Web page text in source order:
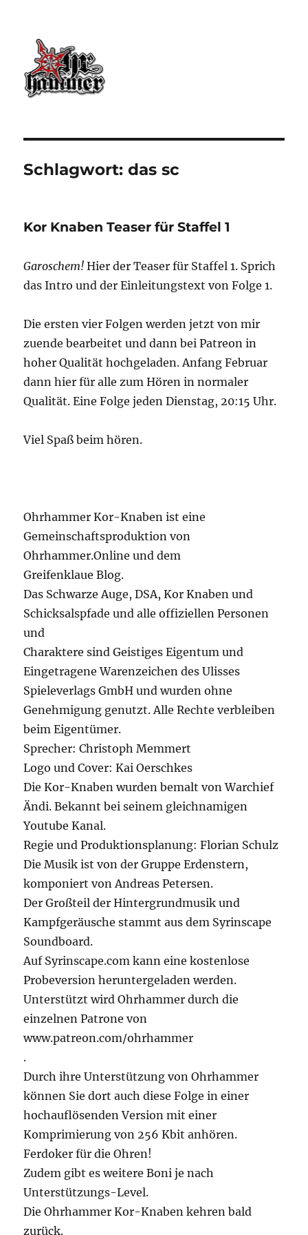
Ohrhammer.online
Schlagwort:das sc
Kor Knaben Teaser für Staffel 1
Garoschem! Hier der Teaser für Staffel 1. Sprich
das Intro und der Einleitungstext von Folge 1.
Die ersten vier Folgen werden jetzt von mir
zuende bearbeitet und dann bei Patreon in
hoher Qualität hochgeladen. Anfang Februar
dann hier für alle zum Hören in normaler
Qualität. Eine Folge jeden Dienstag, 20:15 Uhr.
Viel Spaß beim hören.
Ohrhammer Kor-Knaben ist eine
Gemeinschaftsproduktion von
Ohrhammer.Online und dem
Greifenklaue Blog.
Das Schwarze Auge, DSA, Kor Knaben und
Schicksalspfade und alle offiziellen Personen
und
Charaktere sind Geistiges Eigentum und
Eingetragene Warenzeichen des Ulisses
Spieleverlags GmbH und wurden ohne
Genehmigung genutzt. Alle Rechte verbleiben
beim Eigentümer.
Sprecher: Christoph Memmert
Logo und Cover: Kai Oerschkes
Die Kor-Knaben wurden bemalt von Warchief
Ändi. Bekannt bei seinem gleichnamigen
Youtube Kanal.
Regie und Produktionsplanung: Florian Schulz
Die Musik ist von der Gruppe Erdenstern,
komponiert von Andreas Petersen.
Der Großteil der Hintergrundmusik und
Kampfgeräusche stammt aus dem Syrinscape
Soundboard.
Auf Syrinscape.com kann eine kostenlose
Probeversion heruntergeladen werden.
Unterstützt wird Ohrhammer durch die
einzelnen Patrone von
www.patreon.com/ohrhammer
.
Durch ihre Unterstützung von Ohrhammer
können Sie dort auch diese Folge in einer
hochauflösenden Version mit einer
Komprimierung von 256 Kbit anhören.
Ferdoker für die Ohren!
Zudem gibt es weitere Boni je nach
Unterstützungs-Level.
Die Ohrhammer Kor-Knaben kehren bald
zurück.